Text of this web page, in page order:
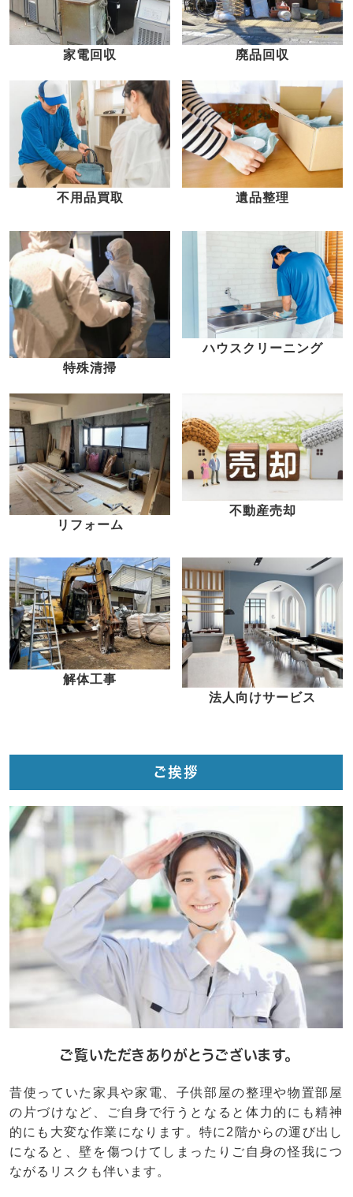
家電回収 廃品回収
不用品買取 遺品整理
特殊清掃
ハウスクリーニング
リフォーム
不動産売却
解体工事
法人向けサービス
ご挨拶
ご覧いただきありがとうございます。
昔使っていた家具や家電、子供部屋の整理や物置部屋
の片づけなど、ご自身で行うとなると体力的にも精神
的にも大変な作業になります。特に2階からの運び出し
になると、壁を傷つけてしまったりご自身の怪我につ
ながるリスクも伴います。